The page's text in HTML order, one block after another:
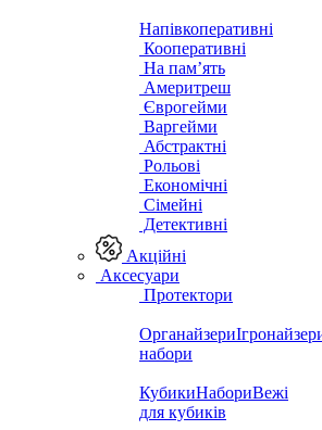
Напівкоперативні
Кооперативні
На пам’ять
Америтреш
Єврогейми
Варгейми
Абстрактні
Рольові
Економічні
Сімейні
Детективні
Акційні
Аксесуари
Протектори
Органайзери
набори
КубикиНабориВежі
для кубиків